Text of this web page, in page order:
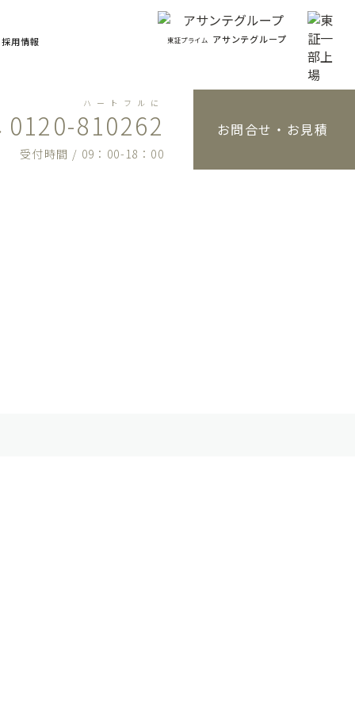
採用情報 東証プライム アサンテグループ
ハートフルに
0120-810262
受付時間 / 09：00-18：00
お問合せ・お見積